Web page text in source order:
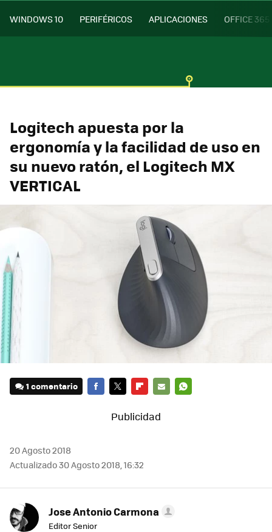
WINDOWS 10 PERIFÉRICOS APLICACIONES OFFICE 365
Logitech apuesta por la
ergonomía y la facilidad de uso en
su nuevo ratón, el Logitech MX
VERTICAL
1 comentario
MAIL
20 Agosto 2018
Actualizado 30 Agosto 2018, 16:32
Jose Antonio Carmona
Editor Senior